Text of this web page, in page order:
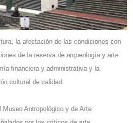
la afectación de las condiciones con
de la reserva de arqueología y arte
financiera y administrativa y la
cultural de calidad.
Antropológico y de Arte